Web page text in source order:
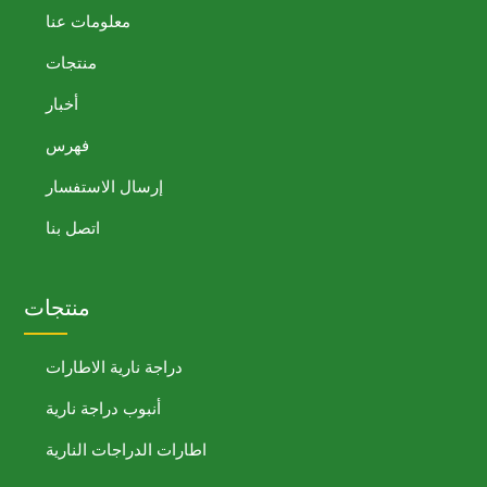
معلومات عنا
منتجات
أخبار
فهرس
إرسال الاستفسار
اتصل بنا
منتجات
دراجة نارية الاطارات
أنبوب دراجة نارية
اطارات الدراجات النارية